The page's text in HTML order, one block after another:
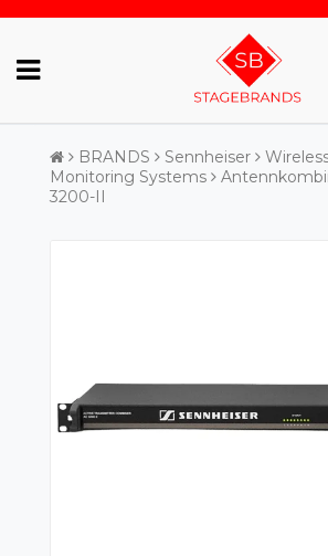
BRANDS Sennheiser
Monitoring Systems
3200-II